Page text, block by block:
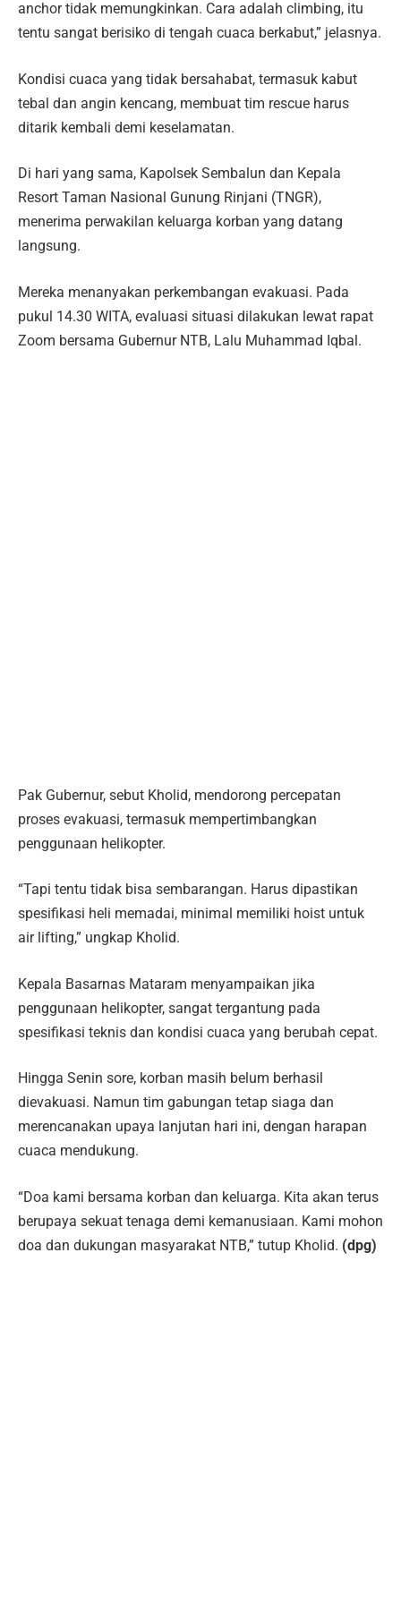
anchor tidak memungkinkan. Cara adalah climbing, itu
tentu sangat berisiko di tengah cuaca berkabut,” jelasnya.
Kondisi cuaca yang tidak bersahabat, termasuk kabut
tebal dan angin kencang, membuat tim rescue harus
ditarik kembali demi keselamatan.
Di hari yang sama, Kapolsek Sembalun dan Kepala
Resort Taman Nasional Gunung Rinjani (TNGR),
menerima perwakilan keluarga korban yang datang
langsung.
Mereka menanyakan perkembangan evakuasi. Pada
pukul 14.30 WITA, evaluasi situasi dilakukan lewat rapat
Zoom bersama Gubernur NTB, Lalu Muhammad Iqbal.
Pak Gubernur, sebut Kholid, mendorong percepatan
proses evakuasi, termasuk mempertimbangkan
penggunaan helikopter.
“Tapi tentu tidak bisa sembarangan. Harus dipastikan
spesifikasi heli memadai, minimal memiliki hoist untuk
air lifting,” ungkap Kholid.
Kepala Basarnas Mataram menyampaikan jika
penggunaan helikopter, sangat tergantung pada
spesifikasi teknis dan kondisi cuaca yang berubah cepat.
Hingga Senin sore, korban masih belum berhasil
dievakuasi. Namun tim gabungan tetap siaga dan
merencanakan upaya lanjutan hari ini, dengan harapan
cuaca mendukung.
“Doa kami bersama korban dan keluarga. Kita akan terus
berupaya sekuat tenaga demi kemanusiaan. Kami mohon
doa dan dukungan masyarakat NTB,” tutup Kholid. (dpg)